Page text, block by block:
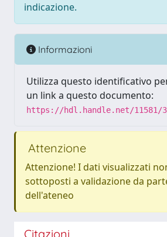
indicazione.
Informazioni
Utilizza questo identificativo
un link a questo documento:
https://hdl.handle.net/11581/
Attenzione
Attenzione! I dati visualizzati
sottoposti a validazione da
dell'ateneo
Citazioni